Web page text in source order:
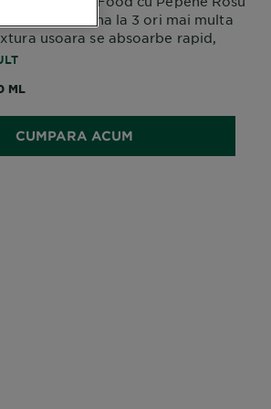
subtire de pana la 3 ori mai multa
usoara se absoarbe rapid,
volum, forta si un aspect vizibil mai
ML
CUMPARA ACUM